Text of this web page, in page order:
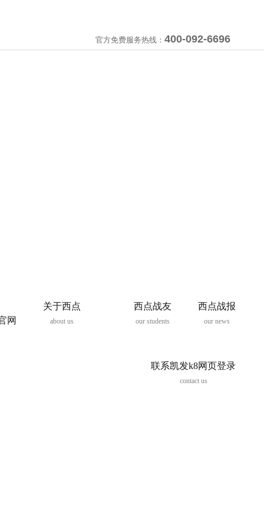
官方免费服务热线： 400-092-6696
网
关于西点
about us
西点战友
our students
西点战报
our news
联系凯发k8网页登录
contact us